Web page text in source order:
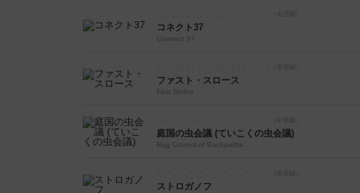
コネクト37
Connect 37
ファスト・スロース
Fast Sloths
庭国の虫会議 (ていこくの虫会議)
Bug Council of Backyardia
ストロガノフ